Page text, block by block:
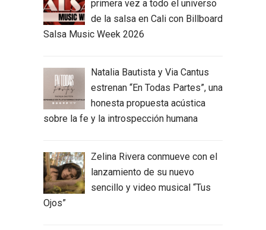
primera vez a todo el universo
de la salsa en Cali con Billboard
Salsa Music Week 2026
Natalia Bautista y Via Cantus
estrenan “En Todas Partes”, una
honesta propuesta acústica
sobre la fe y la introspección humana
Zelina Rivera conmueve con el
lanzamiento de su nuevo
sencillo y video musical “Tus
Ojos”